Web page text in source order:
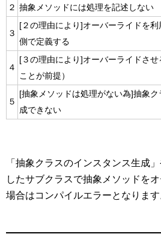
２ 抽象メソッドには処理を記述しない
３
[２の理由により]オーバーライドを
側で定義する
４
[３の理由により]オーバーライドさ
ことが前提）
５
[抽象メソッドは処理がない為]抽象
成できない
「抽象クラスのインスタンス生成
したサブクラスで抽象メソッドを
場合はコンパイルエラーとなります